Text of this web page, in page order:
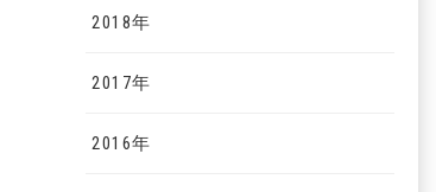
2018年
2017年
2016年